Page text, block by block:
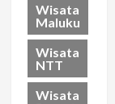
Wisata
Maluku
Wisata
NTT
Wisata